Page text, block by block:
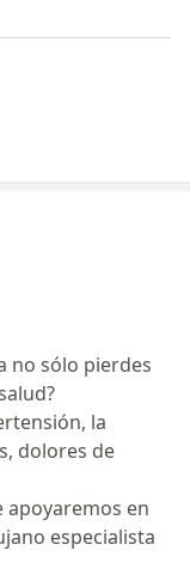
no sólo pierdes
la
dolores de
apoyaremos en
especialista